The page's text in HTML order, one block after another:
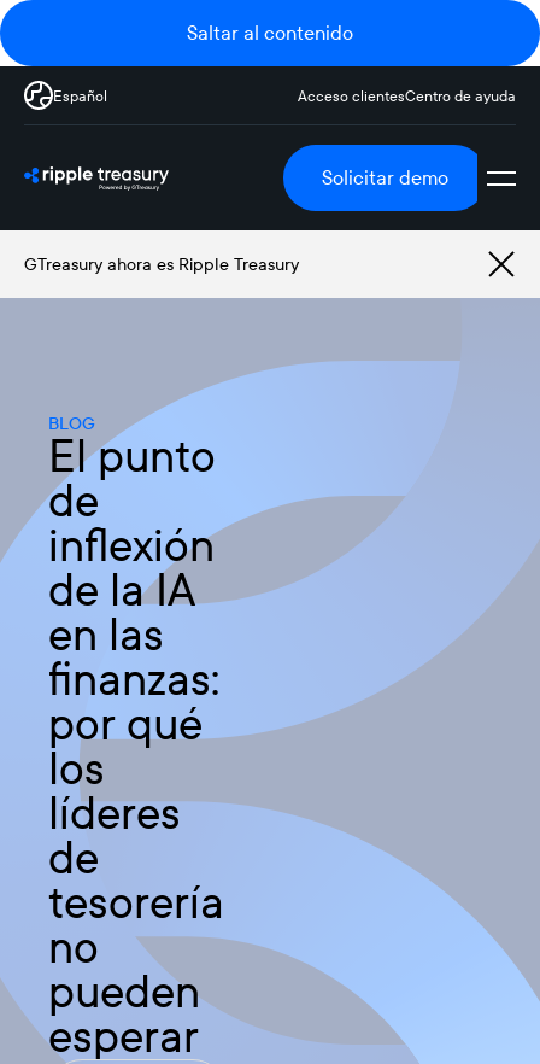
Saltar al contenido
Español Acceso clientesCentro de ayuda
Solicitar demo
GTreasury ahora es Ripple Treasury
BLOG
El punto
de
inflexión
de la IA
en las
finanzas:
por qué
los
líderes
de
tesorería
no
pueden
esperar